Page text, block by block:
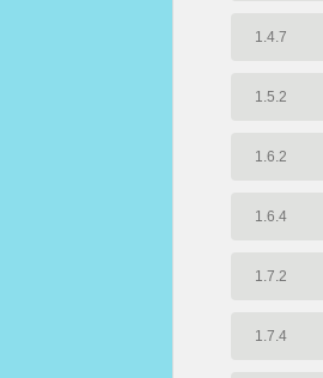
1.4.7
1.5.2
1.6.2
1.6.4
1.7.2
1.7.4